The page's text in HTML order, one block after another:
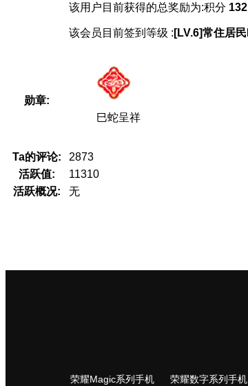
该用户目前获得的总奖励为:积分 132
该会员目前签到等级 : [LV.6]常住居民II
勋章:
巳蛇呈祥
Ta的评论:
2873
活跃值:
11310
活跃概况:
无
荣耀Magic系列手机 荣耀数字系列手机